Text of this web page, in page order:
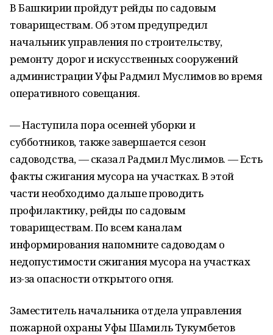
В Башкирии пройдут рейды по садовым
товариществам. Об этом предупредил
начальник управления по строительству,
ремонту дорог и искусственных сооружений
администрации Уфы Радмил Муслимов во время
оперативного совещания.
— Наступила пора осенней уборки и
субботников, также завершается сезон
садоводства, — сказал Радмил Муслимов. — Есть
факты сжигания мусора на участках. В этой
части необходимо дальше проводить
профилактику, рейды по садовым
товариществам. По всем каналам
информирования напомните садоводам о
недопустимости сжигания мусора на участках
из-за опасности открытого огня.
Заместитель начальника отдела управления
пожарной охраны Уфы Шамиль Тукумбетов